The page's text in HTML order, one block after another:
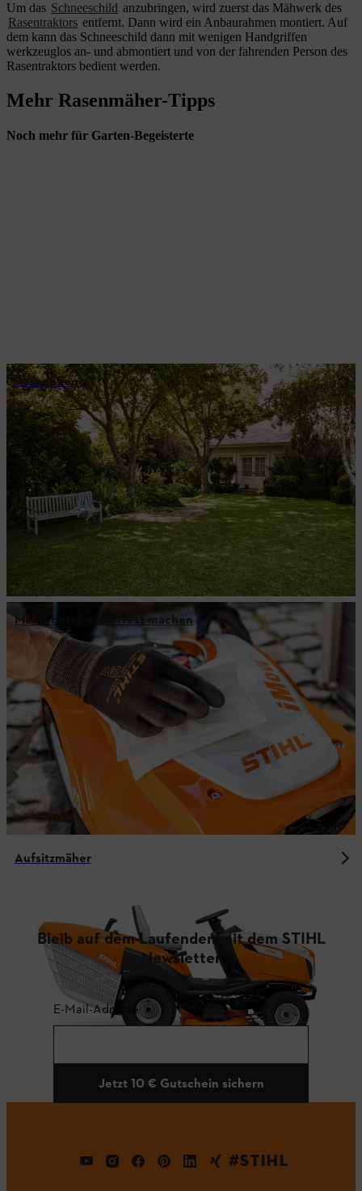
Um das Schneeschild anzubringen, wird zuerst das Mähwerk des
Rasentraktors entfernt. Dann wird ein Anbaurahmen montiert. Auf
dem kann das Schneeschild dann mit wenigen Handgriffen
werkzeuglos an- und abmontiert und von der fahrenden Person des
Rasentraktors bedient werden.
Mehr Rasenmäher-Tipps
Noch mehr für Garten-Begeisterte
Rasenpflege
Mähroboter winterfest machen
Aufsitzmäher
Bleib auf dem Laufenden mit dem STIHL
Newsletter
E-Mail-Adresse
Jetzt 10 € Gutschein sichern
#STIHL